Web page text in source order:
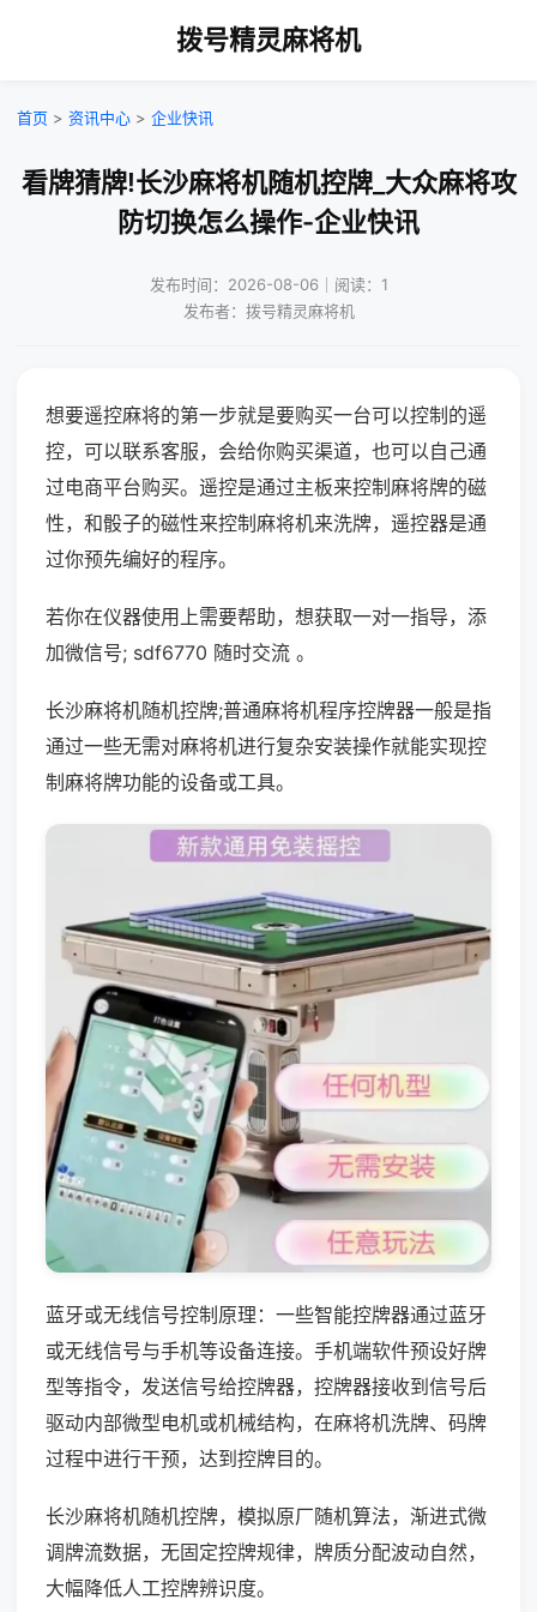
拨号精灵麻将机
首页 > 资讯中心 > 企业快讯
看牌猜牌!长沙麻将机随机控牌_大众麻将攻
防切换怎么操作-企业快讯
发布时间：2026-08-06｜阅读：1
发布者：拨号精灵麻将机
想要遥控麻将的第一步就是要购买一台可以控制的遥
控，可以联系客服，会给你购买渠道，也可以自己通
过电商平台购买。遥控是通过主板来控制麻将牌的磁
性，和骰子的磁性来控制麻将机来洗牌，遥控器是通
过你预先编好的程序。
若你在仪器使用上需要帮助，想获取一对一指导，添
加微信号; sdf6770 随时交流 。
长沙麻将机随机控牌;普通麻将机程序控牌器一般是指
通过一些无需对麻将机进行复杂安装操作就能实现控
制麻将牌功能的设备或工具。
蓝牙或无线信号控制原理：一些智能控牌器通过蓝牙
或无线信号与手机等设备连接。手机端软件预设好牌
型等指令，发送信号给控牌器，控牌器接收到信号后
驱动内部微型电机或机械结构，在麻将机洗牌、码牌
过程中进行干预，达到控牌目的。
长沙麻将机随机控牌，模拟原厂随机算法，渐进式微
调牌流数据，无固定控牌规律，牌质分配波动自然，
大幅降低人工控牌辨识度。